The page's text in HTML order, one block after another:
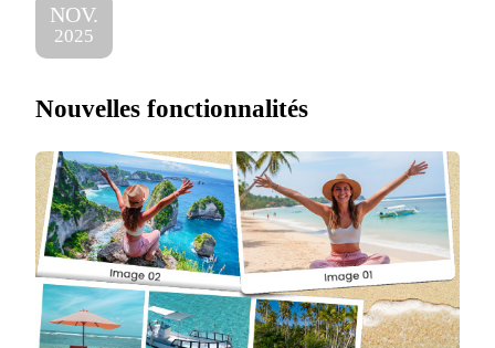
NOV.
2025
Nouvelles fonctionnalités